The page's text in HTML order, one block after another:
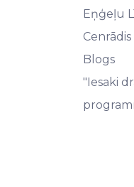
Eņģeļu
Cenrādis
Blogs
"Iesaki